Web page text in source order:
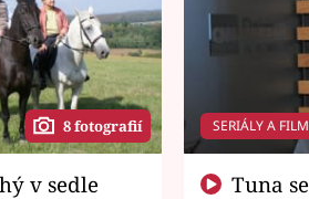
8 fotografií SERIÁLY A